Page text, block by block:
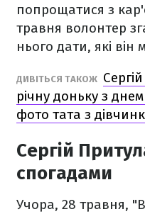
попрощатися з
травня волонтер
нього дати, які він
ДИВІТЬСЯ ТАКОЖ
річну доньку з
фото тата з
Сергій
спогадами
Учора, 28 травня,